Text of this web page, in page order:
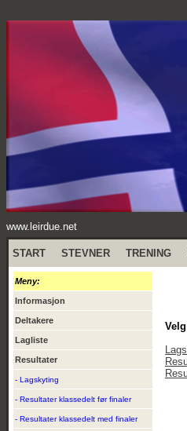
www.leirdue.net
START STEVNER TRENING
Meny:
Informasjon
Deltakere
Lagliste
Resultater
- Lagskyting
- Resultater klassedelt før finaler
- Resultater klassedelt med finaler